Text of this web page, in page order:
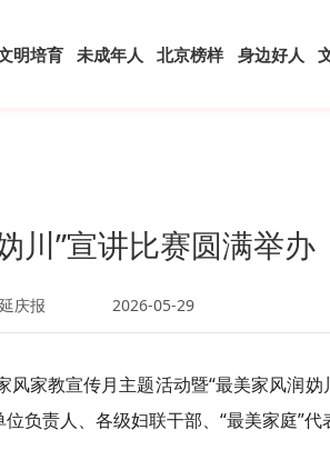
明培育 未成年人 北京榜样 身边好人
川”宣讲比赛圆满举办
庆报 2026-05-29
风家教宣传月主题活动暨“最美家风润
负责人、各级妇联干部、“最美家庭”代